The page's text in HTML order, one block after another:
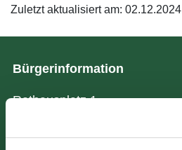
Zuletzt aktualisiert am: 02.12.2024
Bürgerinformation
Rathausplatz 1